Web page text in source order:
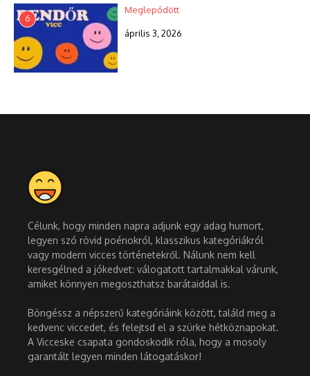
6
Meglepődött
április 3, 2026
Célunk, hogy minden napra adjunk egy adag humort,
legyen szó rövid poénokról, klasszikus kategóriákról
vagy modern vicces történetekről. Nálunk nem kell
keresgélned a jókedvet: válogatott tartalmakkal várunk,
amiket könnyen megoszthatsz barátaiddal is.
Böngéssz a népszerű kategóriáink között, találd meg a
kedvenc viccedet, és felejtsd el a szürke hétköznapokat.
A Vicceske csapata gondoskodik róla, hogy a mosoly
garantált legyen minden látogatáskor!